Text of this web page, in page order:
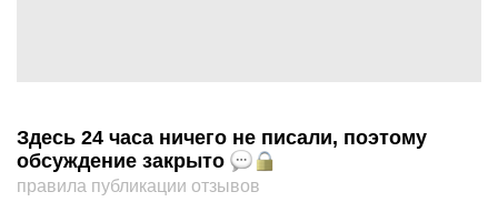
Здесь 24 часа ничего не писали, поэтому
обсуждение закрыто
правила публикации отзывов